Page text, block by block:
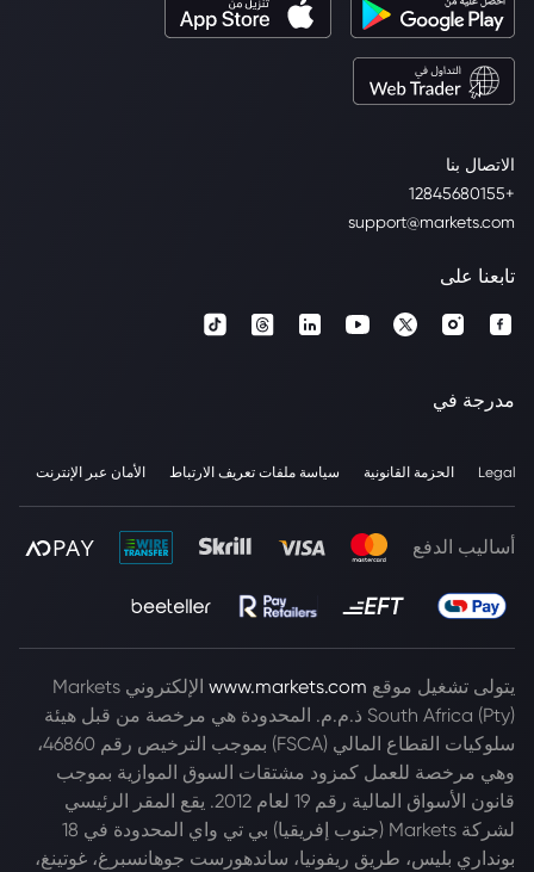
الاتصال بنا
+12845680155
support@markets.com
تابعنا على
مدرجة في
Legal الحزمة القانونية سياسة ملفات تعريف الارتباط الأمان عبر الإنترنت
أساليب الدفع
يتولى تشغيل موقع www.markets.com
الإلكتروني Markets
South Africa (Pty) ذ.م.م. المحدودة هي مرخصة من قبل هيئة
سلوكيات القطاع المالي (FSCA) بموجب الترخيص رقم 46860،
وهي مرخصة للعمل كمزود مشتقات السوق الموازية بموجب
قانون الأسواق المالية رقم 19 لعام 2012. يقع المقر الرئيسي
لشركة Markets (جنوب إفريقيا) بي تي واي المحدودة في 18
بونداري بليس، طريق ريفونيا، ساندهورست جوهانسبرغ، غوتينغ،